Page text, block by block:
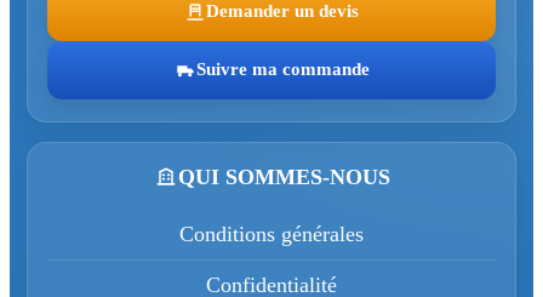
Demander un devis
Suivre ma commande
QUI SOMMES-NOUS
Conditions générales
Confidentialité